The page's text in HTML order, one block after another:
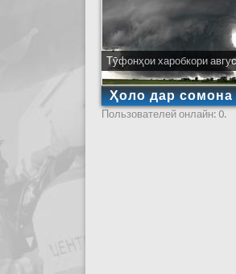
Тӯфонҳои харобкори
Ҳоло дар сомона
Пользователей онлайн: 0.